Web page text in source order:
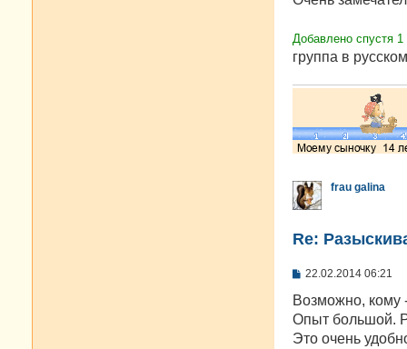
Добавлено спустя
группа в
frau galina
Re:
С
о
щ
е
22.02.2014 06:21
Возможно, кому
Опыт большой.
Это очень